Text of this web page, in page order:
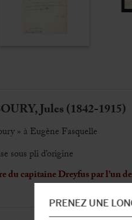
Jules (1842-1915)
» à Eugène Fasquelle
sous pli d’origine
du capitaine Dreyfus par l’un
PRENEZ UNE